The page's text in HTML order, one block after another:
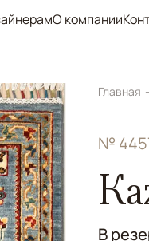
О компании
Главная
№
В